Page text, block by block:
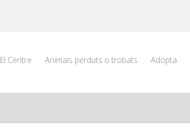
El Centre Animals perduts o trobats Adopta